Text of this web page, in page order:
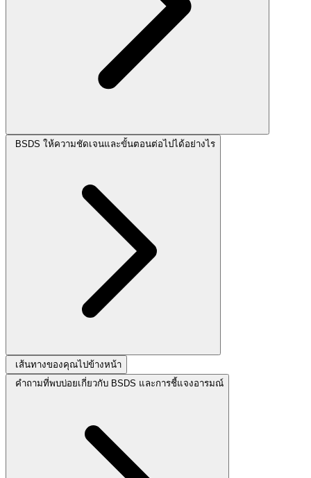
BSDS ให้ความชัดเจนและขั้นตอนต่อไปได้อย่างไร
เส้นทางของคุณไปข้างหน้า
คำถามที่พบบ่อยเกี่ยวกับ BSDS และการชี้แจงอารมณ์